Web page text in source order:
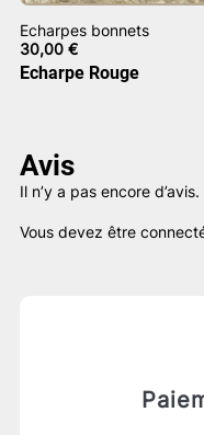
Echarpes bonnets
30,00 €
Echarpe Rouge
Avis
Il n’y a pas encore d’avis.
Vous devez être